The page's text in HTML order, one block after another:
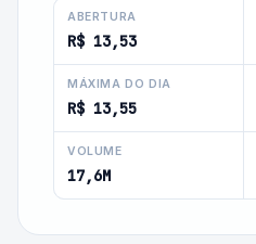
ABERTURA
R$ 13,53
MÁXIMA DO DIA
R$ 13,55
VOLUME
17,6M